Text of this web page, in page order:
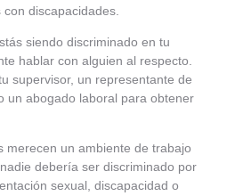
discapacidades.
siendo discriminado en tu
hablar con alguien al respecto.
supervisor, un representante de
un abogado laboral para obtener
merecen un ambiente de trabajo
debería ser discriminado por
sexual, discapacidad o